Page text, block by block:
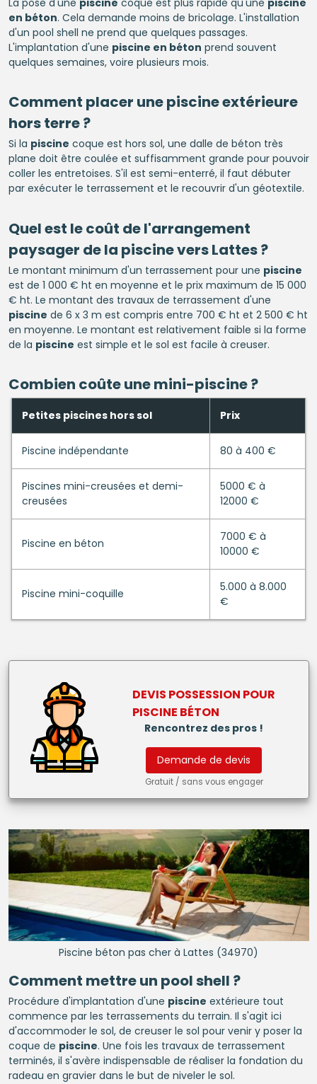
en béton. Cela demande moins de bricolage. L'installation
d'un pool shell ne prend que quelques passages.
L'implantation d'une piscine en béton prend souvent
quelques semaines, voire plusieurs mois.
Comment placer unepiscineextérieure
hors terre ?
Si la piscine coque est hors sol, une dalle de béton très
plane doit être coulée et suffisamment grande pour pouvoir
coller les entretoises. S'il est semi-enterré, il faut débuter
par exécuter le terrassement et le recouvrir d'un géotextile.
Quel est le coût de l'arrangement
paysager de la piscinevers Lattes ?
Le montant minimum d'un terrassement pour une piscine
est de 1 000 € ht en moyenne et le prix maximum de 15 000
€ ht. Le montant des travaux de terrassement d'une
piscine de 6 x 3 m est compris entre 700 € ht et 2 500 € ht
en moyenne. Le montant est relativement faible si la forme
de la piscine est simple et le sol est facile à creuser.
Combien coûte une mini-piscine?
Petites piscines hors sol Prix
Piscine indépendante 80 à 400 €
Piscines mini-creusées et demi-
creusées
5000 € à
12000 €
Piscine en béton
7000 € à
10000 €
Piscine mini-coquille
5.000 à 8.000
€
DEVIS POSSESSION POUR
PISCINE BÉTON
Rencontrez des pros !
Demande de devis
Gratuit / sans vous engager
Piscine béton pas cher à Lattes (34970)
Comment mettre un pool shell ?
Procédure d'implantation d'une piscine extérieure tout
commence par les terrassements du terrain. Il s'agit ici
d'accommoder le sol, de creuser le sol pour venir y poser la
coque de piscine. Une fois les travaux de terrassement
terminés, il s'avère indispensable de réaliser la fondation du
radeau en gravier dans le but de niveler le sol.